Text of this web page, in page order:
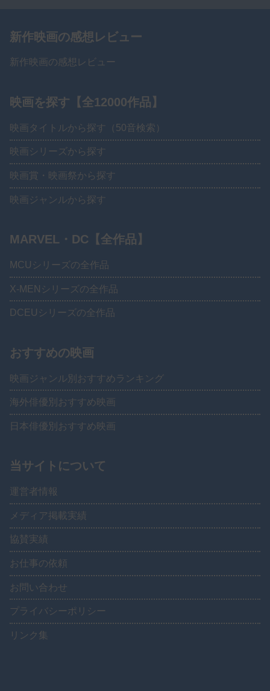
新作映画の感想レビュー
新作映画の感想レビュー
映画を探す【全12000作品】
映画タイトルから探す（50音検索）
映画シリーズから探す
映画賞・映画祭から探す
映画ジャンルから探す
MARVEL・DC【全作品】
MCUシリーズの全作品
X-MENシリーズの全作品
DCEUシリーズの全作品
おすすめの映画
映画ジャンル別おすすめランキング
海外俳優別おすすめ映画
日本俳優別おすすめ映画
当サイトについて
運営者情報
メディア掲載実績
協賛実績
お仕事の依頼
お問い合わせ
プライバシーポリシー
リンク集